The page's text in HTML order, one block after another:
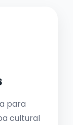
para
cultural